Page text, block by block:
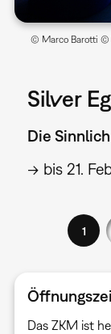
© Marco Barotti ©
Silver
Die
→ bis 21.
1
Das ZKM ist